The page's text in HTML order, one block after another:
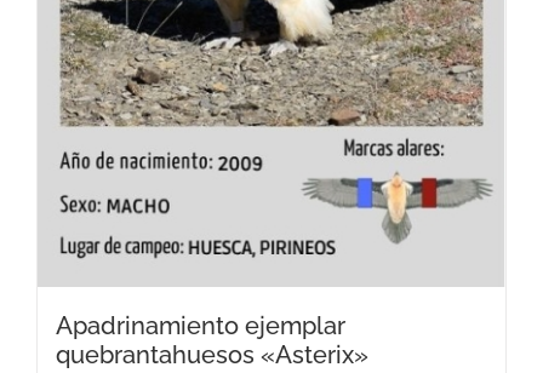
Apadrinamiento ejemplar
quebrantahuesos «Asterix»